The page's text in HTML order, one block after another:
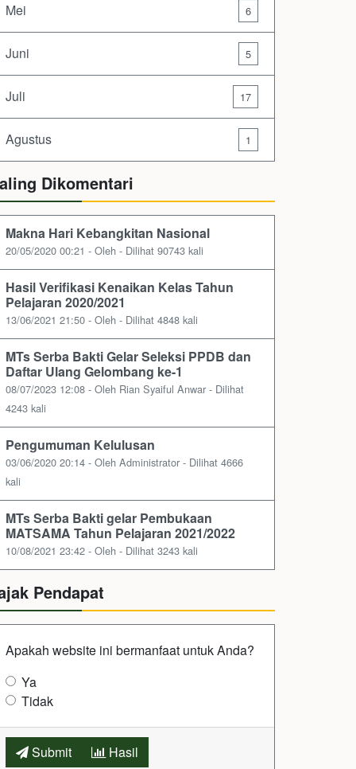
Mei 6
Juni 5
Juli 17
Agustus 1
Dikomentari
Makna Hari Kebangkitan Nasional
20/05/2020 00:21 - Oleh - Dilihat 90743 kali
Hasil Verifikasi Kenaikan Kelas Tahun
Pelajaran 2020/2021
13/06/2021 21:50 - Oleh - Dilihat 4848 kali
MTs Serba Bakti Gelar Seleksi PPDB dan
Daftar Ulang Gelombang ke-1
08/07/2023 12:08 - Oleh Rian Syaiful Anwar - Dilihat
4243 kali
Pengumuman Kelulusan
03/06/2020 20:14 - Oleh Administrator - Dilihat 4666
kali
MTs Serba Bakti gelar Pembukaan
MATSAMA Tahun Pelajaran 2021/2022
10/08/2021 23:42 - Oleh - Dilihat 3243 kali
Pendapat
Apakah website ini bermanfaat untuk Anda?
Ya
Tidak
Submit Hasil